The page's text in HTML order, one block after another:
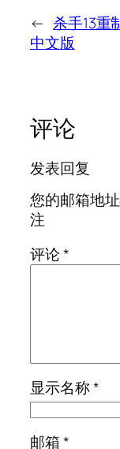
← 杀手13重
中文版
评论
发表回复
您的邮箱地址
注
评论*
显示名称*
邮箱*